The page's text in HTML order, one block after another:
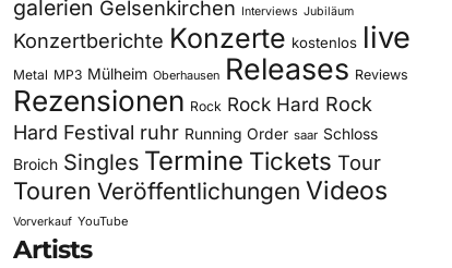
galerien Gelsenkirchen Interviews Jubiläum
Konzertberichte Konzerte kostenlos live
Metal MP3 Mülheim Oberhausen Releases Reviews
Rezensionen Rock Rock Hard Rock
Hard Festival ruhr Running Order saar Schloss
Broich Singles Termine Tickets Tour
Touren Veröffentlichungen Videos
Vorverkauf YouTube
Artists